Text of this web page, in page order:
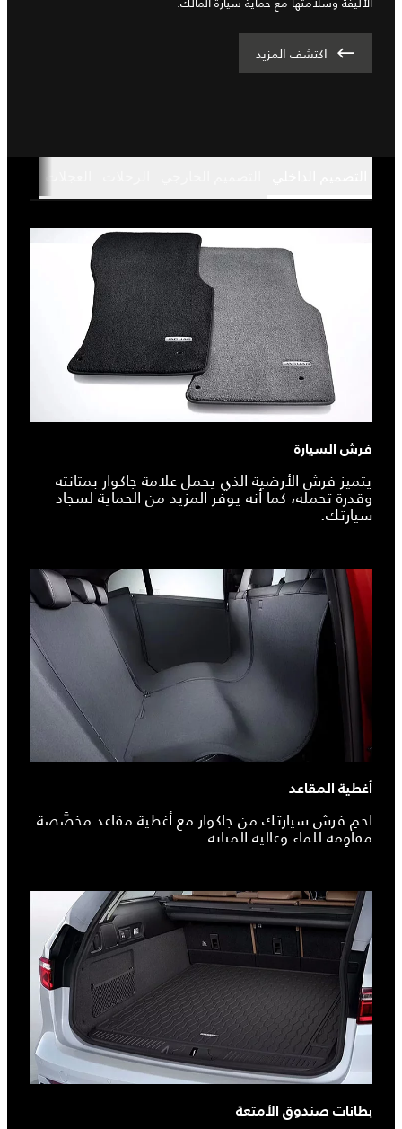
اكتشف المزيد
فرش السيارة
يتميز فرش الأرضية الذي يحمل علامة جاكوار بمتانته
وقدرة تحمله، كما أنه يوفر المزيد من الحماية لسجاد
سيارتك.
أغطية المقاعد
احمِ فرش سيارتك من جاكوار مع أغطية مقاعد مخصَّصة
مقاوِمة للماء وعالية المتانة.
بطانات صندوق الأمتعة